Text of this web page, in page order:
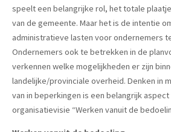
speelt een belangrijke rol, het totale
van de gemeente. Maar het is de intentie
administratieve lasten voor ondernemers
Ondernemers ook te betrekken in de
verkennen welke mogelijkheden er zijn
landelijke/provinciale overheid. Denken in
van in beperkingen is een belangrijk aspect
organisatievisie “Werken vanuit de